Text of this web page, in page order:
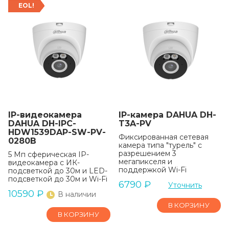
EOL!
IP-видеокамера
DAHUA DH-IPC-
HDW1539DAP-SW-PV-
0280B
5 Мп сферическая IP-
видеокамера с ИК-
подсветкой до 30м и LED-
подсветкой до 30м и Wi-Fi
10590 ₽ В наличии
В КОРЗИНУ
IP-камера DAHUA DH-
T3A-PV
Фиксированная сетевая
камера типа "турель" с
разрешением 3
мегапикселя и
поддержкой Wi-Fi
6790 ₽ Уточнить
В КОРЗИНУ